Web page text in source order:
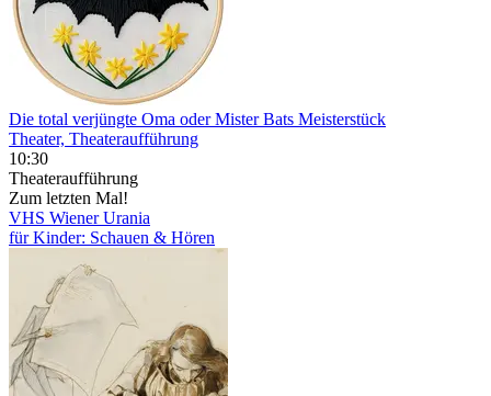
Die total verjüngte Oma oder Mister Bats Meisterstück
Theater, Theateraufführung
10:30
Theateraufführung
Zum letzten Mal!
VHS Wiener Urania
für Kinder: Schauen & Hören